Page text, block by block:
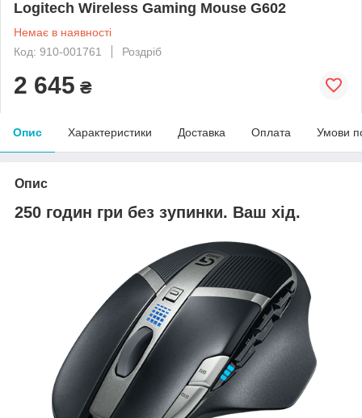
Logitech Wireless Gaming Mouse G602
Немає в наявності
Код: 910-001761
Роздріб
2 645 ₴
Опис Характеристики Доставка Оплата Умови
Опис
250 годин гри без зупинки. Ваш хід.